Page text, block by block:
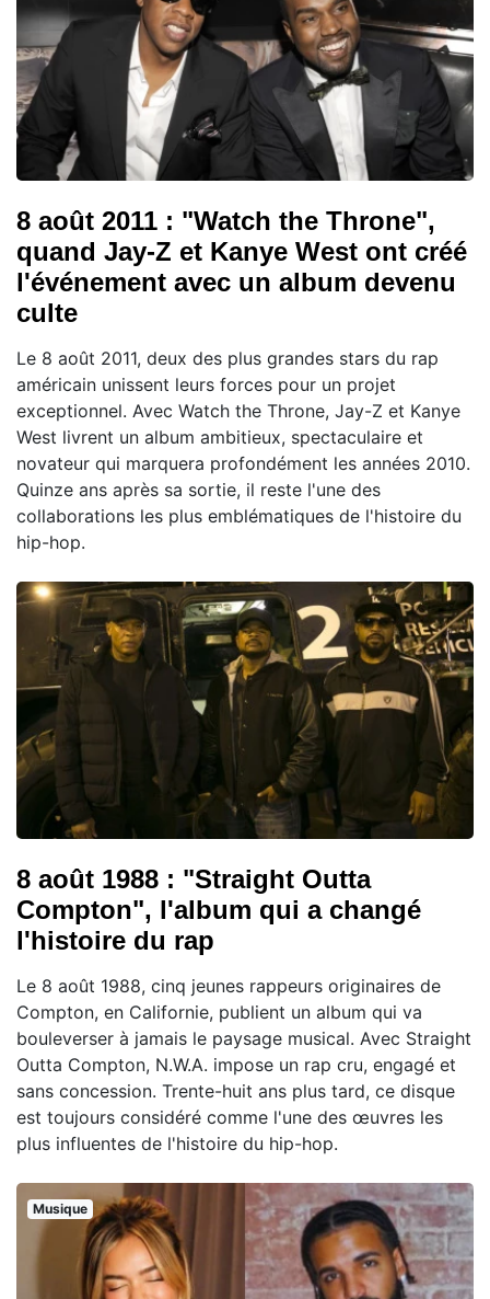
8 août 2011 : "Watch the Throne",
quand Jay-Z et Kanye West ont créé
l'événement avec un album devenu
culte
Le 8 août 2011, deux des plus grandes stars du rap
américain unissent leurs forces pour un projet
exceptionnel. Avec Watch the Throne, Jay-Z et Kanye
West livrent un album ambitieux, spectaculaire et
novateur qui marquera profondément les années 2010.
Quinze ans après sa sortie, il reste l'une des
collaborations les plus emblématiques de l'histoire du
hip-hop.
8 août 1988 : "Straight Outta
Compton", l'album qui a changé
l'histoire du rap
Le 8 août 1988, cinq jeunes rappeurs originaires de
Compton, en Californie, publient un album qui va
bouleverser à jamais le paysage musical. Avec Straight
Outta Compton, N.W.A. impose un rap cru, engagé et
sans concession. Trente-huit ans plus tard, ce disque
est toujours considéré comme l'une des œuvres les
plus influentes de l'histoire du hip-hop.
Musique